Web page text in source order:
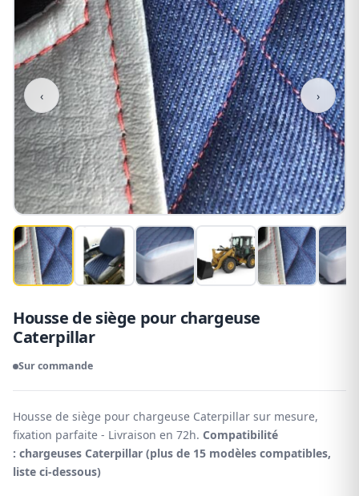
‹ ›
Housse de siège pour chargeuse
Caterpillar
Sur commande
Housse de siège pour chargeuse Caterpillar sur mesure,
fixation parfaite - Livraison en 72h. Compatibilité
: chargeuses Caterpillar (plus de 15 modèles compatibles,
liste ci-dessous)